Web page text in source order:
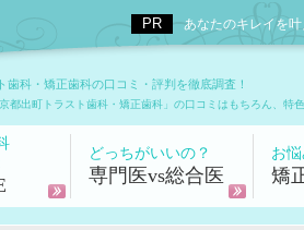
あなたのキレイを
歯科・矯正歯科の口コミ・評判を徹底調査！
都出町トラスト歯科・矯正歯科」の口コミはもちろん、特
どっちがいいの？
専門医vs総合医
お悩
矯